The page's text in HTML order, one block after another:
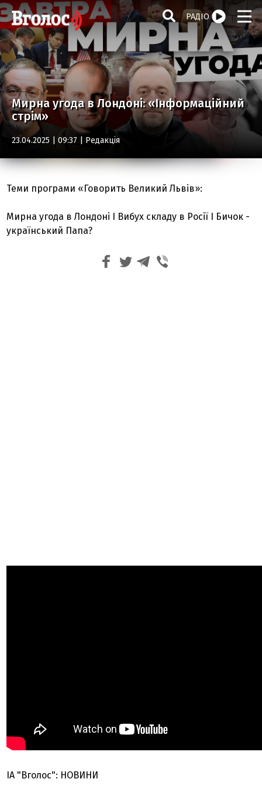
РАДІО
Мирна угода в Лондоні: «Інформаційний
стрім»
23.04.2025 | 09:37 | Редакція
Теми програми «Говорить Великий Львів»:
Мирна угода в Лондоні І Вибух складу в Росії І Бичок -
український Папа?
ІА "Вголос": НОВИНИ